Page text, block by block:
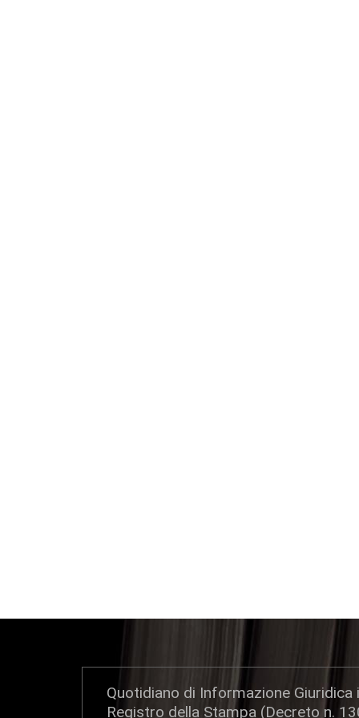
Quotidiano di Informazione
Registro della Stampa (Decreto n.